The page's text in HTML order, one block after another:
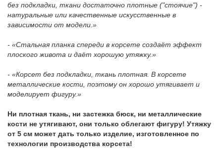
без подкладки, ткани достаточно плотные ("стоячие") -
натуральные или качественные искусственные в
зависимости от модели.»
- «Стальная планка спереди в корсете создаёт эффект
плоского живота и даёт хорошую утяжку.»
- «Корсет без подкладки, ткань плотная. В корсете
металлические кости, поэтому он хорошо утягивает и
моделирует фигуру.»
Ни плотная ткань, ни застежка бюск, ни металлические
кости не утягивают, они только облегают фигуру! Утяжку
от 5 см может дать только изделие, изготовленное по
технологии производства корсета!